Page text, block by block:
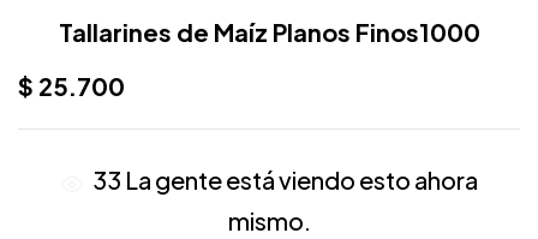
Tallarines de Maíz Planos Finos1000
$ 25.700
33 La gente está viendo esto ahora
mismo.